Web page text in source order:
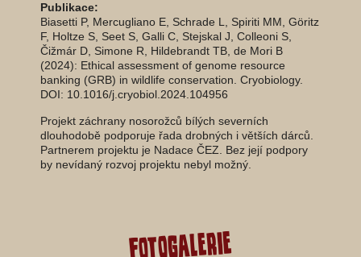
Publikace:
Biasetti P, Mercugliano E, Schrade L, Spiriti MM, Göritz
F, Holtze S, Seet S, Galli C, Stejskal J, Colleoni S,
Čižmár D, Simone R, Hildebrandt TB, de Mori B
(2024): Ethical assessment of genome resource
banking (GRB) in wildlife conservation. Cryobiology.
DOI: 10.1016/j.cryobiol.2024.104956
Projekt záchrany nosorožců bílých severních
dlouhodobě podporuje řada drobných i větších dárců.
Partnerem projektu je Nadace ČEZ. Bez její podpory
by nevídaný rozvoj projektu nebyl možný.
Fotogalerie